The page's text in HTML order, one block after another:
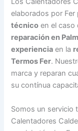
elaborados por
técnico en el caso
reparación en
experiencia en la
Termos Fer.
marca y reparan
su contínua
Somos un servicio
Calentadores